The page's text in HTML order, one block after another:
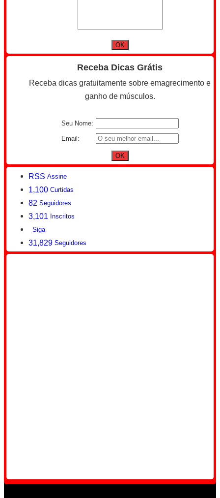
Receba Dicas Grátis
Receba dicas gratuitamente sobre emagrecimento e
ganho de músculos.
Seu Nome:
Email:
RSS Assine
1,100 Curtidas
82 Seguidores
3,101 Inscritos
Siga
31,829 Seguidores